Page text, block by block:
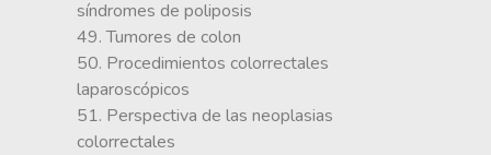
síndromes de poliposis
49. Tumores de colon
50. Procedimientos colorrectales
laparoscópicos
51. Perspectiva de las neoplasias
colorrectales